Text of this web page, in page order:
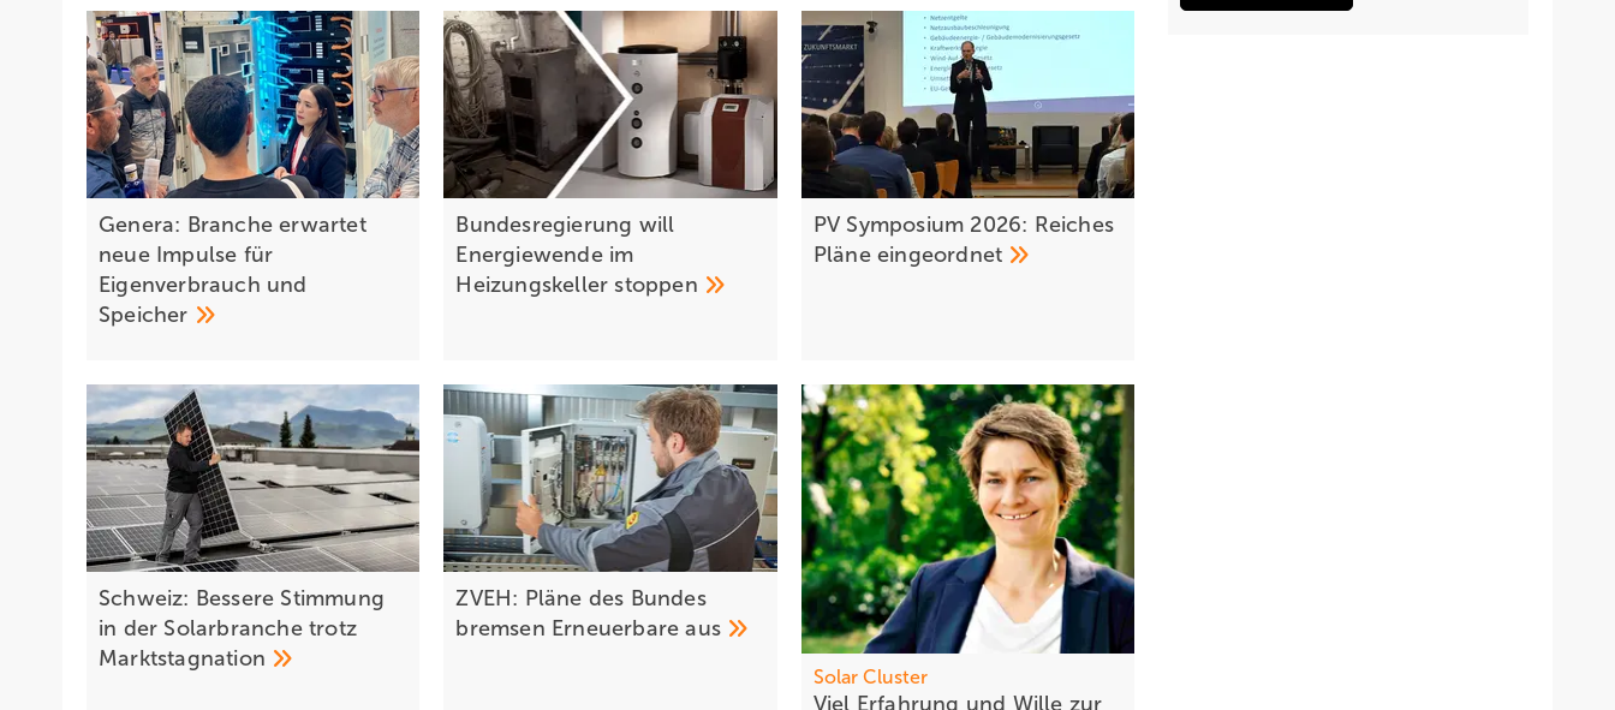
Genera: Branche erwartet
neue Impulse für
Eigenverbrauch und
Speicher
Bundesregierung will
Energiewende im
Heizungskellerstoppen
PV Symposium 2026: Reiches
Pläneeingeordnet
Schweiz: Bessere Stimmung
in der Solarbranche trotz
Marktstagnation
ZVEH: Pläne des Bundes
bremsen Erneuerbareaus
Solar Cl uster
Viel Erfa hrung und Wille zur